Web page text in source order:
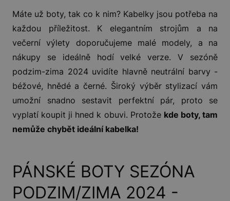
Máte už boty, tak co k nim? Kabelky jsou potřeba na
každou příležitost. K elegantním strojům a na
večerní výlety doporučujeme malé modely, a na
nákupy se ideálně hodí velké verze. V sezóně
podzim-zima 2024 uvidíte hlavně neutrální barvy -
béžové, hnědé a černé. Široký výběr stylizací vám
umožní snadno sestavit perfektní pár, proto se
vyplatí koupit ji hned k obuvi. Protože kde boty, tam
nemůže chybět ideální kabelka!
PÁNSKÉ BOTY SEZÓNA
PODZIM/ZIMA 2024 -